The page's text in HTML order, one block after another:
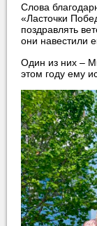
Слова
«Ласточки
поздравлять
они навестили
Один из них –
этом году ему